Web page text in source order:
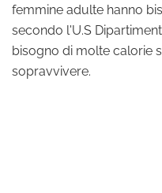
femmine adulte hanno
secondo l'U.S
bisogno di molte calorie
sopravvivere.